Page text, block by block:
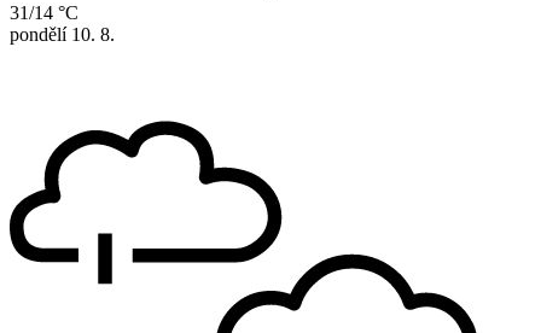
31/14 °C
pondělí 10. 8.